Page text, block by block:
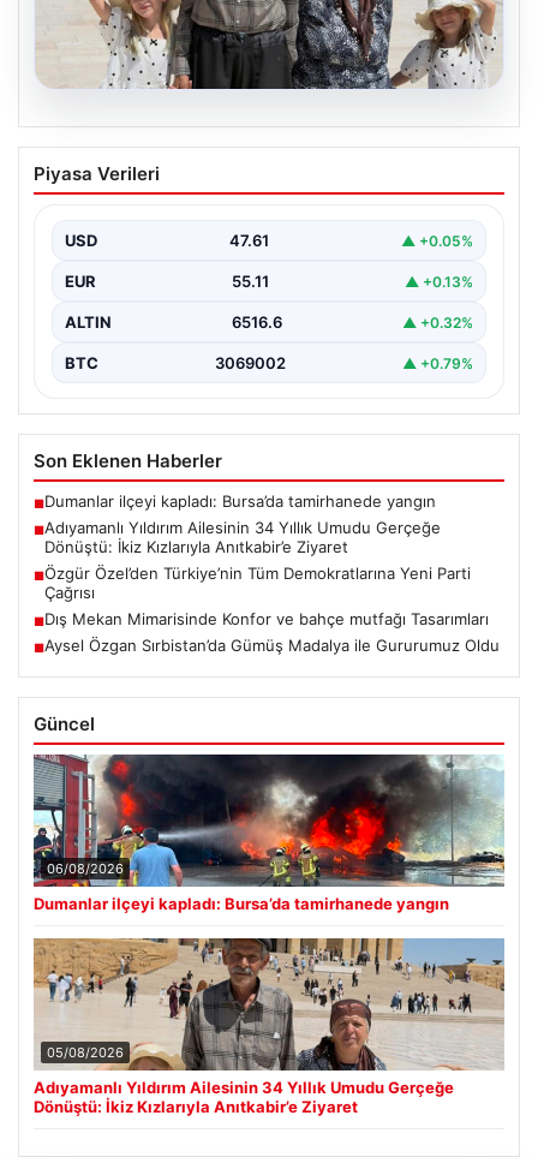
05.08.2026
Adıyamanlı Yıldırım Ailesinin 34 Yıllık
Umudu Gerçeğe Dönüştü: İkiz Kızlarıyla
Adıyaman'da yaşayan Abuzer (71) ve Zeynep Yıldırım
Piyasa Verileri
USD 47.61 ▲ +0.05%
EUR 55.11 ▲ +0.13%
ALTIN 6516.6 ▲ +0.32%
BTC 3069002 ▲ +0.79%
Son Eklenen Haberler
■Dumanlar ilçeyi kapladı: Bursa’da tamirhanede yangın
■Adıyamanlı Yıldırım Ailesinin 34 Yıllık Umudu Gerçeğe
Dönüştü: İkiz Kızlarıyla Anıtkabir’e Ziyaret
■Özgür Özel’den Türkiye’nin Tüm Demokratlarına Yeni Parti
Çağrısı
■Dış Mekan Mimarisinde Konfor ve bahçe mutfağı Tasarımları
■Aysel Özgan Sırbistan’da Gümüş Madalya ile Gururumuz Oldu
Güncel
06/08/2026
Dumanlar ilçeyi kapladı: Bursa’da tamirhanede yangın
05/08/2026
Adıyamanlı Yıldırım Ailesinin 34 Yıllık Umudu Gerçeğe
Dönüştü: İkiz Kızlarıyla Anıtkabir’e Ziyaret